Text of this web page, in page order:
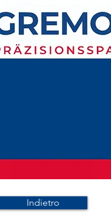
Indietro